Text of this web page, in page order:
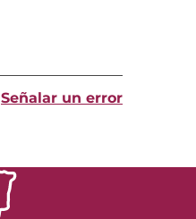
Señalar un error